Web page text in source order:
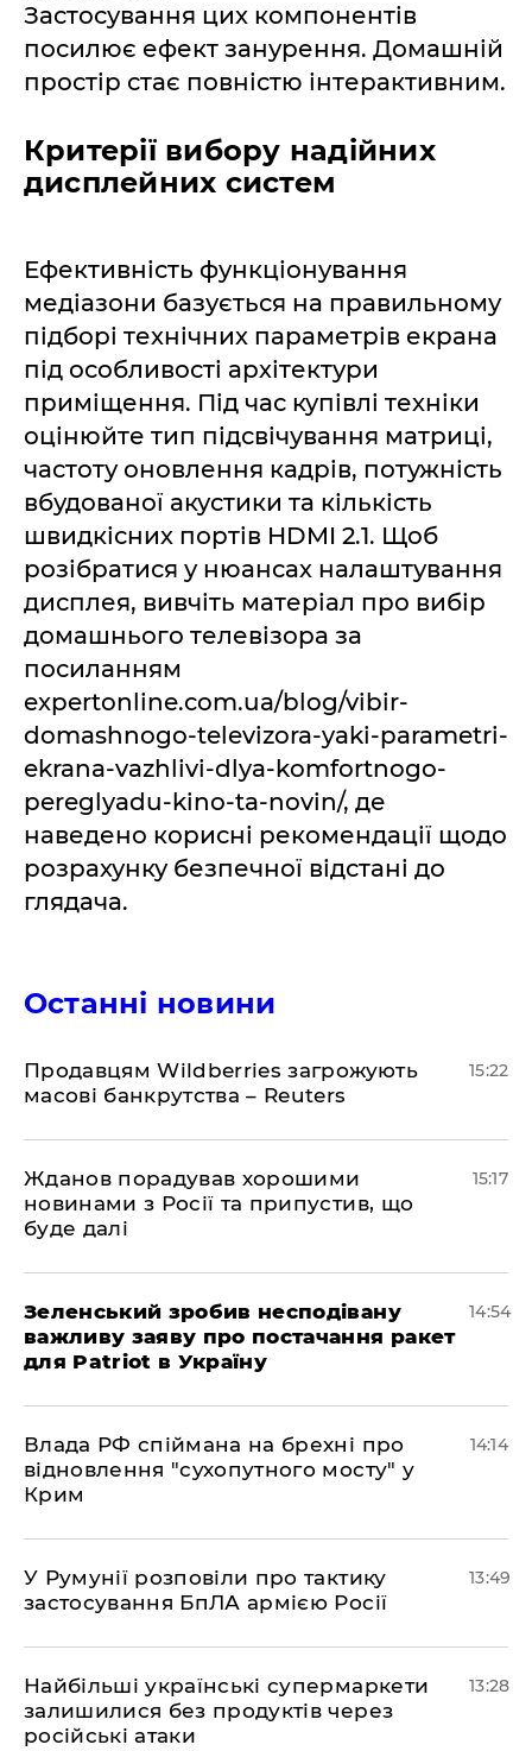
Застосування цих компонентів
посилює ефект занурення. Домашній
простір стає повністю інтерактивним.
Критерії вибору надійних
дисплейних систем
Ефективність функціонування
медіазони базується на правильному
підборі технічних параметрів екрана
під особливості архітектури
приміщення. Під час купівлі техніки
оцінюйте тип підсвічування матриці,
частоту оновлення кадрів, потужність
вбудованої акустики та кількість
швидкісних портів HDMI 2.1. Щоб
розібратися у нюансах налаштування
дисплея, вивчіть матеріал про вибір
домашнього телевізора за
посиланням
expertonline.com.ua/blog/vibir-
domashnogo-televizora-yaki-parametri-
ekrana-vazhlivi-dlya-komfortnogo-
pereglyadu-kino-ta-novin/, де
наведено корисні рекомендації щодо
розрахунку безпечної відстані до
глядача.
Останні новини
Продавцям Wildberries загрожують
масові банкрутства – Reuters
15:22
Жданов порадував хорошими
новинами з Росії та припустив, що
буде далі
15:17
Зеленський зробив несподівану
важливу заяву про постачання ракет
для Patriot в Україну
14:54
Влада РФ спіймана на брехні про
відновлення "сухопутного мосту" у
Крим
14:14
У Румунії розповіли про тактику
застосування БпЛА армією Росії
13:49
Найбільші українські супермаркети
залишилися без продуктів через
російські атаки
13:28